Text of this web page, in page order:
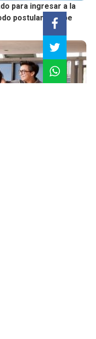
para ingresar a la
postulante debe